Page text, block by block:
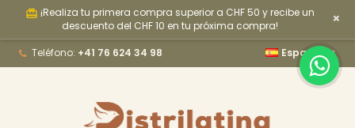
card_giftcard ¡Realiza tu primera compra superior a CHF 50 y recibe un
descuento del CHF 10 en tu próxima compra!
×
Teléfono: +41 76 624 34 98 Español 
My wishlists ×
add_circle_outline Create new list
((modalTitle)) ×
((confirmMessage))
((cancelText)) ((modalDeleteText))
Crear lista de deseos ×
Iniciar sesión ×
Debe iniciar sesión para guardar productos en su